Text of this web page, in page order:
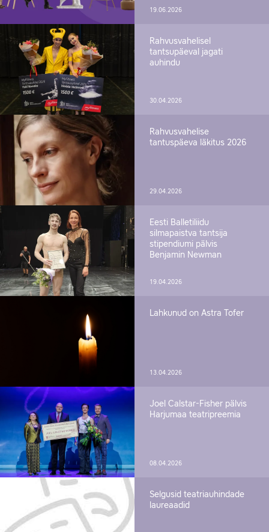
19.06.2026
Rahvusvahelisel
tantsupäeval jagati
auhindu
30.04.2026
Rahvusvahelise
tantuspäeva läkitus 2026
29.04.2026
Eesti Balletiliidu
silmapaistva tantsija
stipendiumi pälvis
Benjamin Newman
19.04.2026
Lahkunud on Astra Tofer
13.04.2026
Joel Calstar-Fisher pälvis
Harjumaa teatripreemia
08.04.2026
Selgusid teatriauhindade
laureaadid